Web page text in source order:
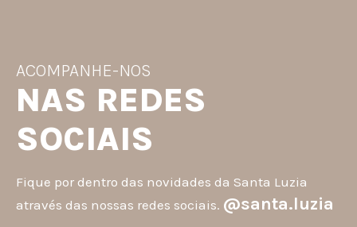
ACOMPANHE-NOS
NAS REDES
SOCIAIS
Fique por dentro das novidades da Santa Luzia
através das nossas redes sociais. @santa.luzia